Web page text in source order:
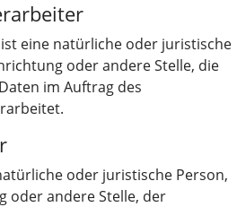
eine natürliche oder juristische
oder andere Stelle, die
im Auftrag des
oder juristische Person,
oder andere Stelle, der